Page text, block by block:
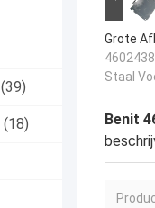
(39)
(18)
Grote
Staal
Benit